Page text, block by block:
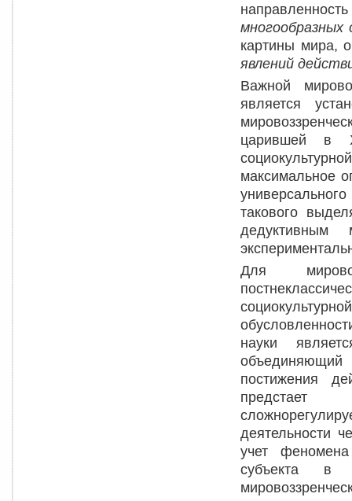
картины мира,
явлений
Важной
является
царившей в
максимальное
такового
Для
науки
объединяющий
постижения
предстает
деятельности
учет
субъекта в